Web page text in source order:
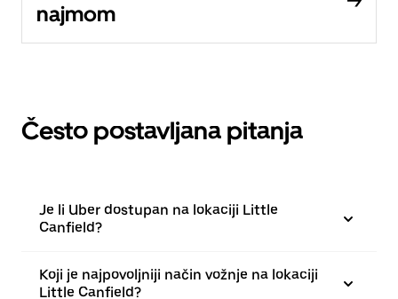
najmom
Često postavljana pitanja
Je li Uber dostupan na lokaciji Little
Canfield?
Koji je najpovoljniji način vožnje na lokaciji
Little Canfield?